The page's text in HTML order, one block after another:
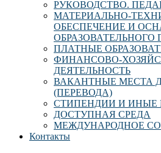
РУКОВОДСТВО.
МАТЕРИАЛЬНО-
ОБЕСПЕЧЕНИЕ И
ОБРАЗОВАТЕЛЬНОГО
ПЛАТНЫЕ
ФИНАНСОВО-
ДЕЯТЕЛЬНОСТЬ
ВАКАНТНЫЕ МЕСТА
(ПЕРЕВОДА)
СТИПЕНДИИ И ИНЫЕ
ДОСТУПНАЯ СРЕДА
МЕЖДУНАРОДНОЕ
Контакты